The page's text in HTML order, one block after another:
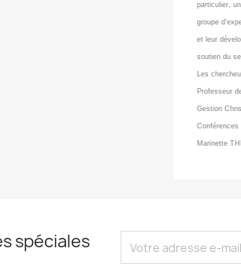
particulier,
groupe
et leur
soutien du
Les
Professeur
Gestion
Conférences
Marinette
spéciales